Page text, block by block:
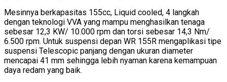
Mesinnya berkapasitas 155cc, Liquid cooled, 4 langkah
dengan teknologi VVA yang mampu menghasilkan tenaga
sebesar 12,3 KW/ 10.000 rpm dan torsi sebesar 14,3 Nm/
6.500 rpm. Untuk suspensi depan WR 155R mengaplikasi tipe
suspensi Telescopic panjang dengan ukuran diameter
mencapai 41 mm sehingga lebih nyaman karena kemampuan
daya redam yang baik.